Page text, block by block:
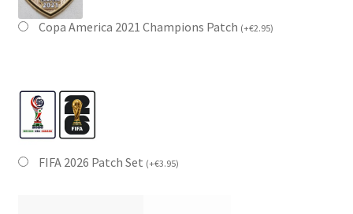
Copa America 2021 Champions Patch (+€2.95)
FIFA 2026 Patch Set (+€3.95)